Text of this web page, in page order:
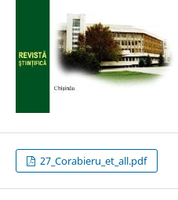
27_Corabieru_et_all.pdf